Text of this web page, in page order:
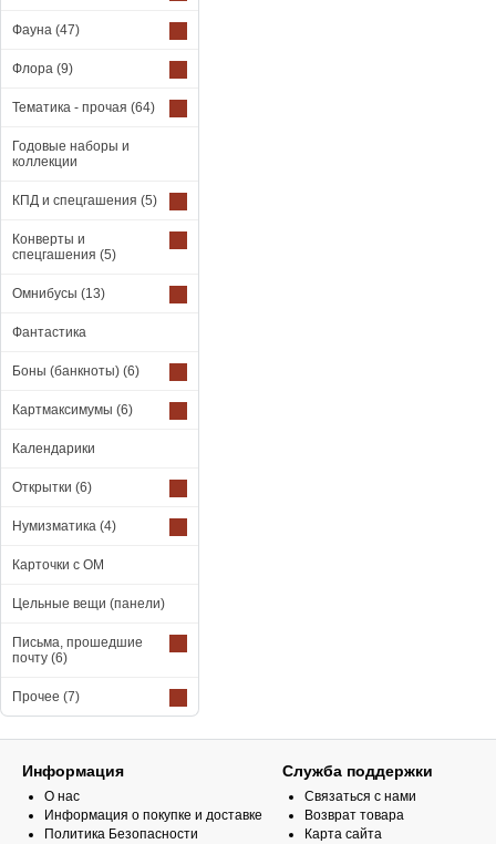
Фауна (47)
Флора (9)
Тематика - прочая (64)
Годовые наборы и
коллекции
КПД и спецгашения (5)
Конверты и
спецгашения (5)
Омнибусы (13)
Фантастика
Боны (банкноты) (6)
Картмаксимумы (6)
Календарики
Открытки (6)
Нумизматика (4)
Карточки с ОМ
Цельные вещи (панели)
Письма, прошедшие
почту (6)
Прочее (7)
Информация
О нас
Информация о покупке и доставке
Политика Безопасности
Служба поддержки
Связаться с нами
Возврат товара
Карта сайта